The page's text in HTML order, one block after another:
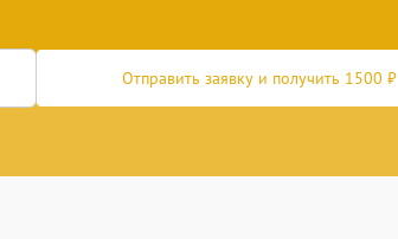
Отправить заявку и получить 1500 ₽